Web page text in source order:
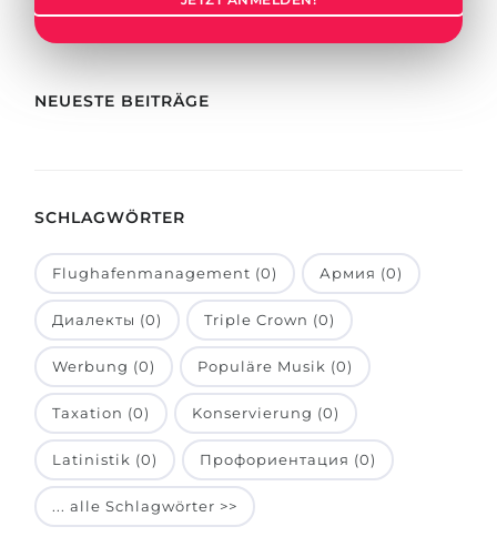
Berufe
Holland-Test
Interessenkarte-Test
RIASEC-Test
Erfolgzu
100%
BEWERBEN FÜR FACHRICHTUNG …
BEWERBEN AUS …
Russland
Ukraine
Kasachstan
Aserbaidschan
Armenien
Belarus
NEUESTE BEITRÄGE
SCHLAGWÖRTER
Flughafenmanagement (0) Армия (0)
Диалекты (0) Triple Crown (0)
Werbung (0) Populäre Musik (0)
Taxation (0) Konservierung (0)
Latinistik (0) Профориентация (0)
... alle Schlagwörter >>